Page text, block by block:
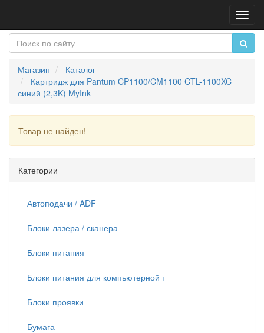
Магазин
Каталог
Картридж для Pantum CP1100/CM1100 CTL-1100XC
синий (2,3K) MyInk
Товар не найден!
Категории
Автоподачи / ADF
Блоки лазера / сканера
Блоки питания
Блоки питания для компьютерной т
Блоки проявки
Бумага